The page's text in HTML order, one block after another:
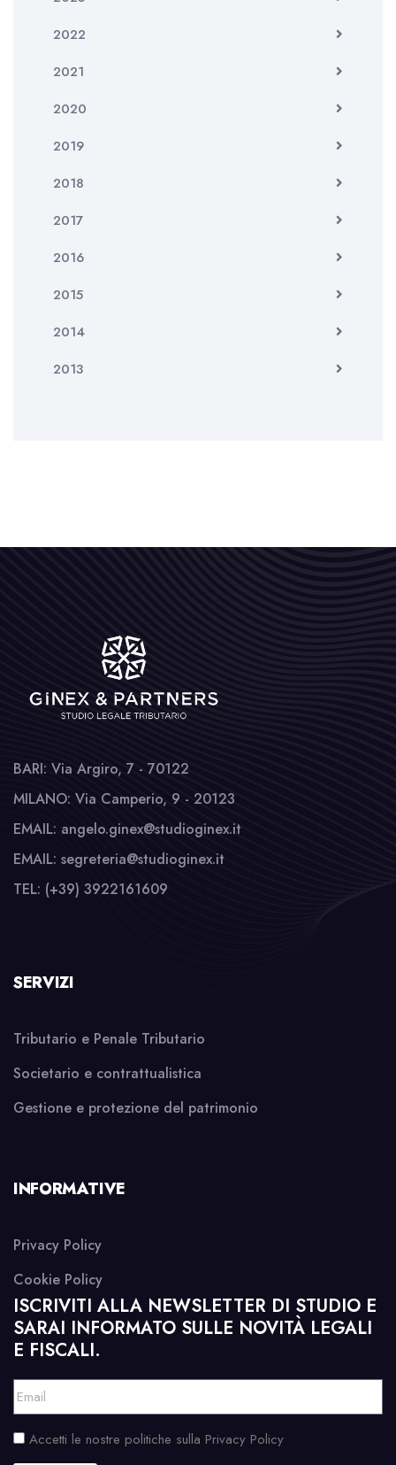
2022
2021
2020
2019
2018
2017
2016
2015
2014
2013
BARI: Via Argiro, 7 - 70122
MILANO: Via Camperio, 9 - 20123
EMAIL: angelo.ginex@studioginex.it
EMAIL: segreteria@studioginex.it
TEL: (+39) 3922161609
SERVIZI
Tributario e Penale Tributario
Societario e contrattualistica
Gestione e protezione del patrimonio
INFORMATIVE
Privacy Policy
Cookie Policy
ISCRIVITI ALLA NEWSLETTER DI STUDIO E
SARAI INFORMATO SULLE NOVITÀ LEGALI
E FISCALI.
Accetti le nostre politiche sulla Privacy Policy